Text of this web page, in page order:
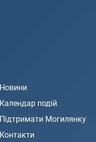
Новини
Календар подій
Підтримати Могилянку
Контакти